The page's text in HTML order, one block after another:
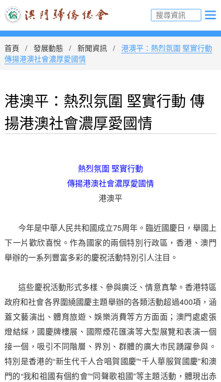
首頁 發展動態 新聞資訊
港澳平：熱烈氛圍 堅實行動
傳揚港澳社會濃厚愛國情
港澳平：熱烈氛圍 堅實行動 傳
揚港澳社會濃厚愛國情
熱烈氛圍 堅實行動
傳揚港澳社會濃厚愛國情
港澳平
今年是中華人民共和國成立75周年。臨近國慶日，舉國上
下一片歡欣喜悅。作為國家的兩個特別行政區，香港、澳門
舉辦的一系列豐富多彩的慶祝活動特別引人注目。
這些慶祝活動形式多樣、參與廣泛、情意真摯。香港特區
政府和社會各界圍繞國慶主題舉辦的各類活動超過400項，涵
蓋文藝演出、體育旅遊、娛樂消費等方方面面；澳門處處張
燈結綵，國慶牌樓展、國際煙花匯演等大型展覽和表演一個
接一個，吸引不同階層、界別、群體的廣大市民踴躍參與。
特別是香港的“新生代千人合唱賀國慶”“千人華服賀國慶”和澳
門的“我和祖國有個約會”“同聲歌祖國”等主題活動，體現出赤